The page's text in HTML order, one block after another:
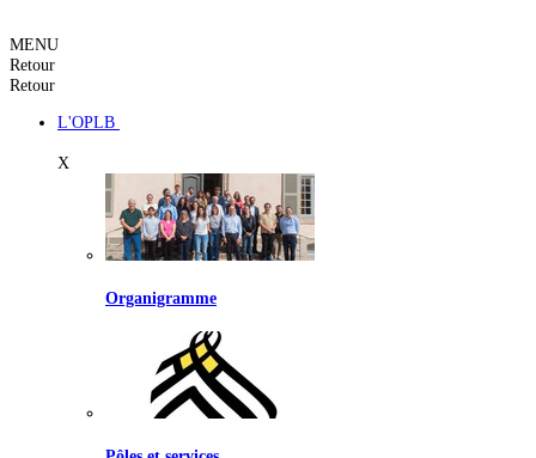
MENU
Retour
Retour
L'OPLB
X
Organigramme